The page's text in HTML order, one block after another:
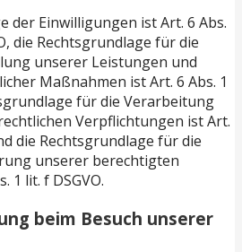
der Einwilligungen ist Art. 6 Abs.
die Rechtsgrundlage für die
unserer Leistungen und
Maßnahmen ist Art. 6 Abs. 1
für die Verarbeitung
Verpflichtungen ist Art.
die Rechtsgrundlage für die
unserer berechtigten
1 lit. f DSGVO.
beim Besuch unserer